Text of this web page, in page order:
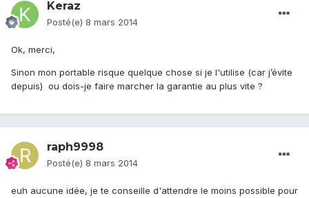
Keraz
Posté(e) 8 mars 2014
Ok, merci,
Sinon mon portable risque quelque chose si je l'utilise (car j’évite
depuis) ou dois-je faire marcher la garantie au plus vite ?
raph9998
Posté(e) 8 mars 2014
euh aucune idée, je te conseille d'attendre le moins possible pour